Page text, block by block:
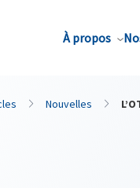
À propos
Nouvelles